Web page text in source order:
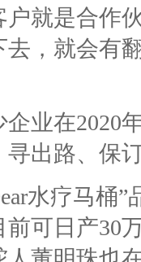
户就是合作
，就会有
业在2020
出路、保
水疗马桶
可日产30